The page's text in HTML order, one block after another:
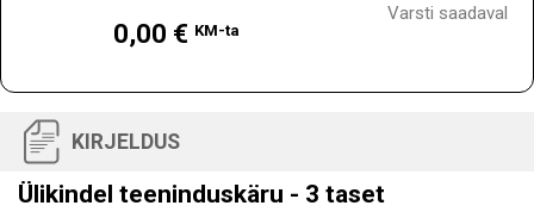
0,00 € KM-ta
Varsti saadaval
KIRJELDUS
Ülikindel teeninduskäru - 3 taset